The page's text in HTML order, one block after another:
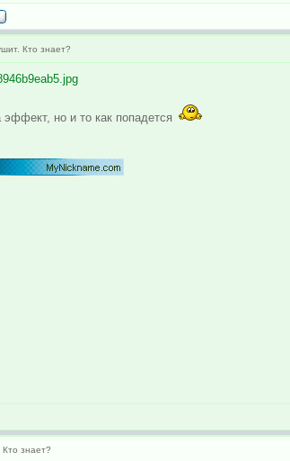
Кто знает?
но и то как попадется
Кто знает?